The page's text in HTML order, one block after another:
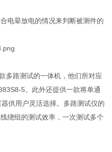
电晕放电的情况来判断被测件的
多路测试的一体机，他们所对应
5。此外还提供一款将单通
供用户灵活选择。多路测试仪的
绕组的测试效率，一次测试多个